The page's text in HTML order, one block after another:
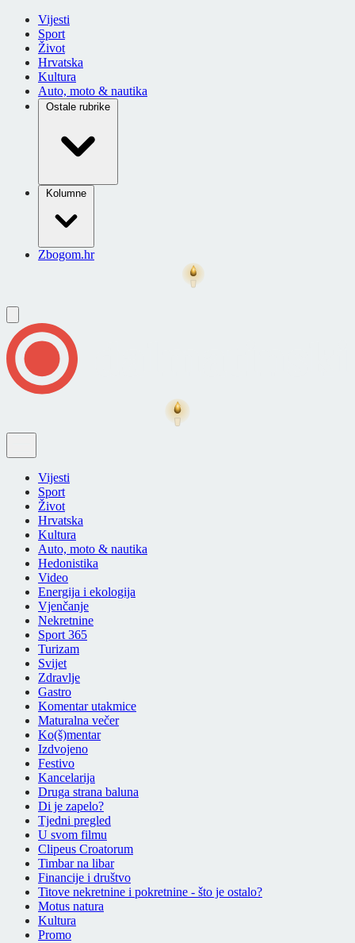
Vijesti
Sport
Život
Hrvatska
Kultura
Auto, moto & nautika
Ostale rubrike
Kolumne
Zbogom.hr
Vijesti
Sport
Život
Hrvatska
Kultura
Auto, moto & nautika
Hedonistika
Video
Energija i ekologija
Vjenčanje
Nekretnine
Sport 365
Turizam
Svijet
Zdravlje
Gastro
Komentar utakmice
Maturalna večer
Ko(š)mentar
Izdvojeno
Festivo
Kancelarija
Druga strana baluna
Di je zapelo?
Tjedni pregled
U svom filmu
Clipeus Croatorum
Timbar na libar
Financije i društvo
Titove nekretnine i pokretnine - što je ostalo?
Motus natura
Kultura
Promo